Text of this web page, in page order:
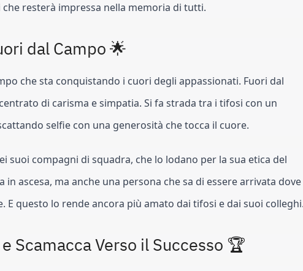
resterà impressa nella memoria di tutti.
dal Campo 🌟
che sta conquistando i cuori degli appassionati. Fuori dal
di carisma e simpatia. Si fa strada tra i tifosi con un
selfie con una generosità che tocca il cuore.
suoi compagni di squadra, che lo lodano per la sua etica del
ascesa, ma anche una persona che sa di essere arrivata dove
E questo lo rende ancora più amato dai tifosi e dai suoi
Scamacca Verso il Successo 🏆